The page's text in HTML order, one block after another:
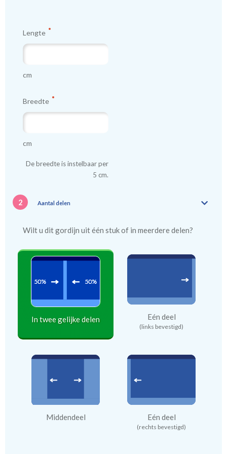
Lengte
cm
Breedte
cm
De breedte is instelbaar per
5 cm.
2 Aantal delen
Wilt u dit gordijn uit één stuk of in meerdere delen?
In twee gelijke delen Eén deel
(links bevestigd)
Middendeel Eén deel
(rechts bevestigd)